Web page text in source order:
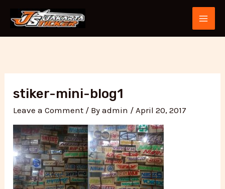
content
stiker-mini-blog1
Leave a Comment / Byadmin /April 20, 2017
navigation